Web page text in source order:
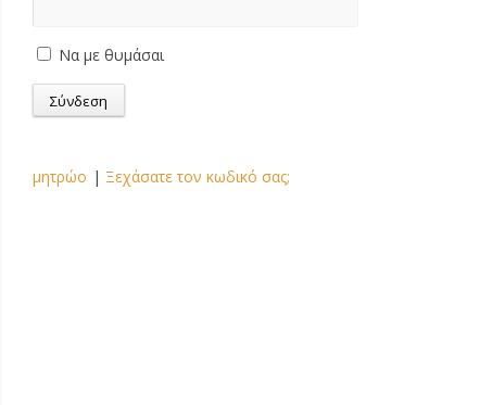
Να με θυμάσαι
μητρώο | Ξεχάσατε τον κωδικό σας;